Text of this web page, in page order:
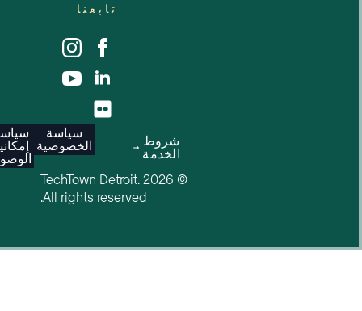
تابعنا
شروط
الخدمة
سياسة
الخصوصية
سياسة
إمكانية
الوصول
© 2026 TechTown Detroit.
All rights reserved.